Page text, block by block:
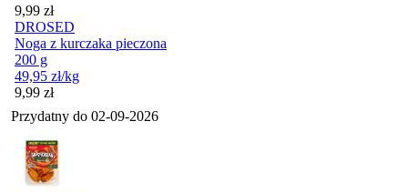
Cena
9,99 zł
DROSED
Noga z kurczaka pieczona
200 g
49,95 zł/kg
Cena
9,99 zł
Przydatny do 02-09-2026